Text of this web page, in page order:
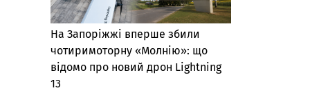
На Запоріжжі вперше збили
чотиримоторну «Молнію»: що
відомо про новий дрон Lightning
13